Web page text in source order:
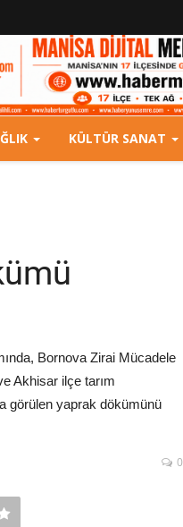
KÜLTÜR SANAT
Bornova Zirai Mücadele
Akhisar ilçe tarım
görülen yaprak dökümünü
0